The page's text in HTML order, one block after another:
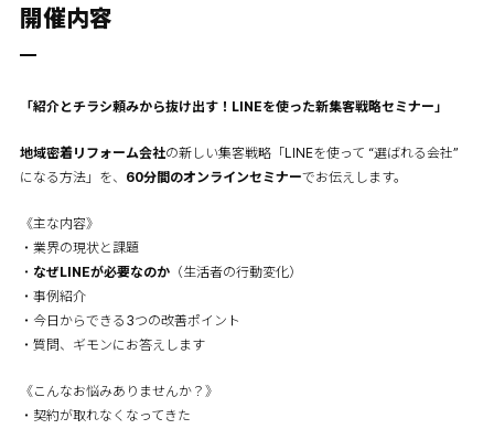
開催内容
「紹介とチラシ頼みから抜け出す！LINEを使った新集客戦略セミナー」
地域密着リフォーム会社の新しい集客戦略「LINEを使って “選ばれる会社”
になる方法」を、 60分間のオンラインセミナーでお伝えします。
《主な内容》
・業界の現状と課題
・ なぜLINEが必要なのか（生活者の行動変化）
・事例紹介
・今日からできる3つの改善ポイント
・質問、ギモンにお答えします
《こんなお悩みありませんか？》
・契約が取れなくなってきた